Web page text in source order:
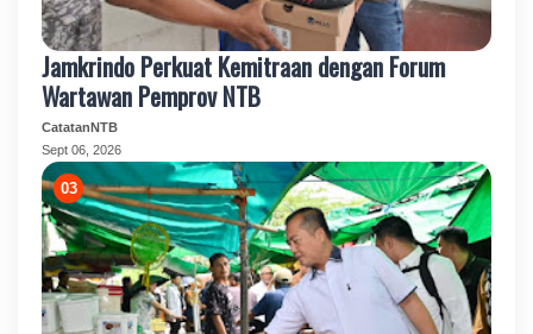
Jamkrindo Perkuat Kemitraan dengan Forum
Wartawan Pemprov NTB
CatatanNTB
Sept 06, 2026